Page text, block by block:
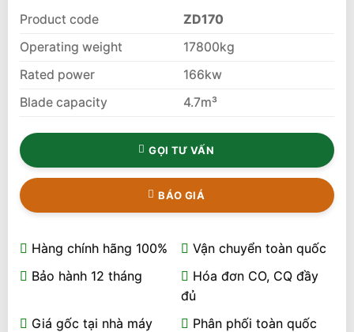
Product code
ZD170
Operating weight
17800kg
Rated power
166kw
Blade capacity
4.7m³
GỌI TƯ VẤN
BÁO GIÁ
Hàng chính hãng 100%
Vận chuyển toàn quốc
Bảo hành 12 tháng
Hóa đơn CO, CQ đầy
đủ
Giá gốc tại nhà máy
Phân phối toàn quốc